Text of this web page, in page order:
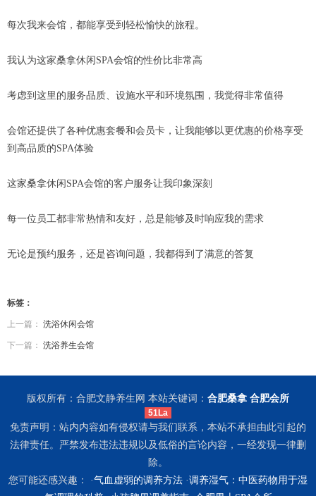
每次我来会馆，都能享受到轻松愉快的旅程。
我认为这家桑拿休闲SPA会馆的性价比非常高
考虑到这里的服务品质、设施水平和环境氛围，我觉得非常值得
会馆还提供了各种优惠套餐和会员卡，让我能够以更优惠的价格享受
到高品质的SPA体验
这家桑拿休闲SPA会馆的客户服务让我印象深刻
每一位员工都非常热情和友好，总是能够及时响应我的需求
无论是预约服务，还是咨询问题，我都得到了满意的答复
标签：
上一篇： 洗浴休闲会馆
下一篇： 洗浴养生会馆
版权所有：合肥文静养生网 本站关键词： 合肥桑拿 合肥会所
51La
免责声明：站内内容如有侵权请与我们联系，本站不承担由此引起的
法律责任。严禁发布违法违规以及低俗的言论内容，一经发现一律删
除。
您可能还感兴趣： ·气血虚弱的调养方法 ·调养湿气：中医药物用于湿